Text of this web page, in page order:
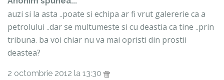
auzi si la asta ..poate si echipa ar fi vrut galererie ca a
petrolului ..dar se multumeste si cu deastia ca tine ..prin
tribuna. ba voi chiar nu va mai opristi din prostii
deastea?
2 octombrie 2012 la 13:30